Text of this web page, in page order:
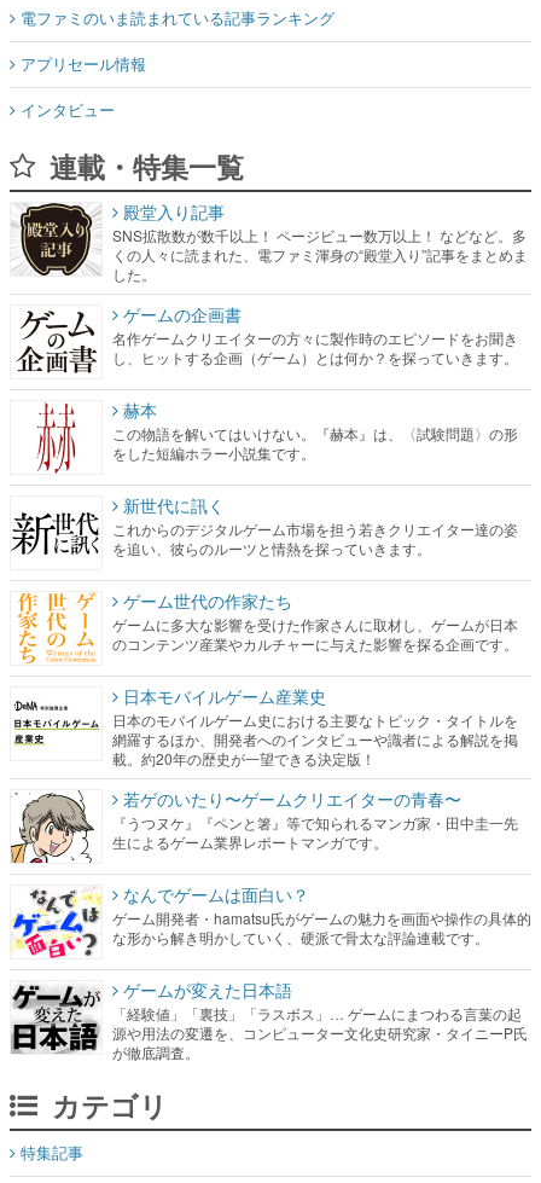
電ファミのいま読まれている記事ランキング
アプリセール情報
インタビュー
連載・特集一覧
殿堂入り記事
SNS拡散数が数千以上！ ページビュー数万以上！ などなど。多
くの人々に読まれた、電ファミ渾身の“殿堂入り”記事をまとめま
した。
ゲームの企画書
名作ゲームクリエイターの方々に製作時のエピソードをお聞き
し、ヒットする企画（ゲーム）とは何か？を探っていきます。
赫本
この物語を解いてはいけない。『赫本』は、〈試験問題〉の形
をした短編ホラー小説集です。
新世代に訊く
これからのデジタルゲーム市場を担う若きクリエイター達の姿
を追い、彼らのルーツと情熱を探っていきます。
ゲーム世代の作家たち
ゲームに多大な影響を受けた作家さんに取材し、ゲームが日本
のコンテンツ産業やカルチャーに与えた影響を探る企画です。
日本モバイルゲーム産業史
日本のモバイルゲーム史における主要なトピック・タイトルを
網羅するほか、開発者へのインタビューや識者による解説を掲
載。約20年の歴史が一望できる決定版！
若ゲのいたり〜ゲームクリエイターの青春〜
『うつヌケ』『ペンと箸』等で知られるマンガ家・田中圭一先
生によるゲーム業界レポートマンガです。
なんでゲームは面白い？
ゲーム開発者・hamatsu氏がゲームの魅力を画面や操作の具体的
な形から解き明かしていく、硬派で骨太な評論連載です。
ゲームが変えた日本語
「経験値」「裏技」「ラスボス」… ゲームにまつわる言葉の起
源や用法の変遷を、コンピューター文化史研究家・タイニーP氏
が徹底調査。
カテゴリ
特集記事